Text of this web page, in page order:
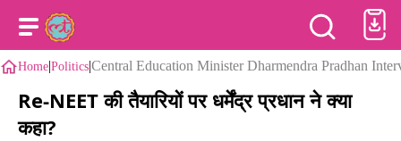
Home|Politics|Central Education Minister Dharmendra Pradhan
Re-NEET की तैयारियों पर धर्मेंद्र प्रधान ने क्या
कहा?